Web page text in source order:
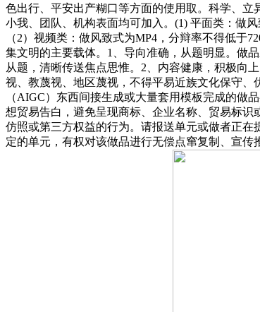
色出行、平安出产糊口等方面的使用取。科学、
小我、团队、机构表面均可加入。(1) 平面类：做
（2）视频类：做风致式为MP4，分辩率不得低于
集文明的主要载体。1、导向准确，从题明显。做
从题，清晰传送焦点思惟。2、内容健康，积极向
视、教蔑视、地区蔑视，不得平易近族文化保守
（AIGC）东西间接生成或大量套用模板完成的
想贸易告白，避免呈现商标、企业名称、贸易标识
仿照或第三方权益的行为。请报送单元或做者正
定的单元，有权对该做品进行无偿点窜复制、宣